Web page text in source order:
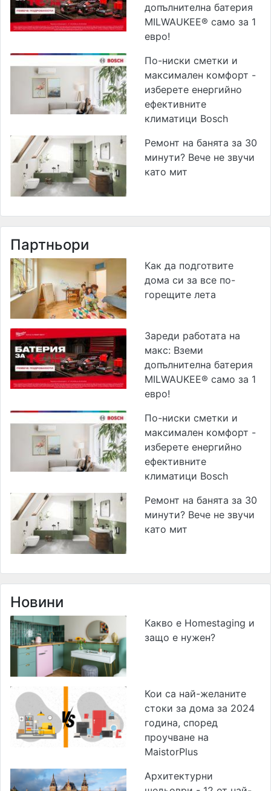
допълнителна батерия
MILWAUKEE® само за 1
евро!
По-ниски сметки и
максимален комфорт -
изберете енергийно
ефективните
климатици Bosch
Ремонт на банята за 30
минути? Вече не звучи
като мит
Партньори
Как да подготвите
дома си за все по-
горещите лета
Зареди работата на
макс: Вземи
допълнителна батерия
MILWAUKEE® само за 1
евро!
По-ниски сметки и
максимален комфорт -
изберете енергийно
ефективните
климатици Bosch
Ремонт на банята за 30
минути? Вече не звучи
като мит
Новини
Какво е Homestaging и
защо е нужен?
Кои са най-желаните
стоки за дома за 2024
година, според
проучване на
MaistorPlus
Архитектурни